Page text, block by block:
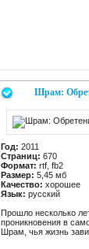
Шрам:
Год: 2011
Страниц: 670
Формат: rtf, fb2
Размер: 5,45 мб
Качество: хорошее
Язык: русский
Прошло несколько
проникновения в
Шрам, чья жизнь